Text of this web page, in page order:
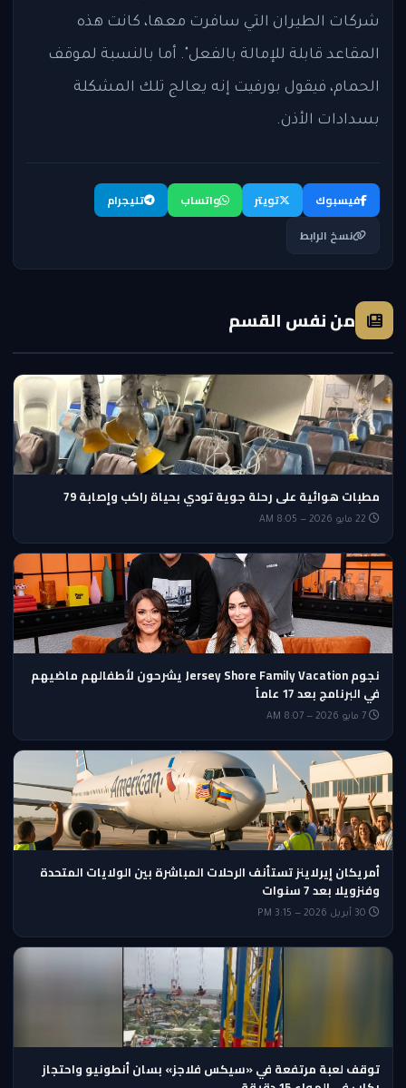
شركات الطيران التي سافرت معها، كانت هذه
المقاعد قابلة للإمالة بالفعل". أما بالنسبة لموقف
الحمام، فيقول بورفيت إنه يعالج تلك المشكلة
بسدادات الأذن.
فيسبوك تويتر واتساب
تليجرام
نسخ الرابط
من نفس القسم
مطبات هوائية على رحلة جوية تودي بحياة راكب وإصابة 79
نجوم Jersey Shore Family Vacation يشرحون لأطفالهم ماضيهم
في البرنامج بعد 17 عاماً
أمريكان إيرلاينز تستأنف الرحلات المباشرة بين الولايات المتحدة
وفنزويلا بعد 7 سنوات
توقف لعبة مرتفعة في «سيكس فلاجز» بسان أنطونيو واحتجاز